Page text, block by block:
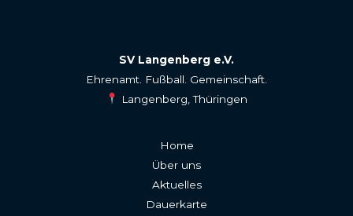
SV Langenberg e.V.
Ehrenamt. Fußball. Gemeinschaft.
Langenberg, Thüringen
Home
Über uns
Aktuelles
Dauerkarte